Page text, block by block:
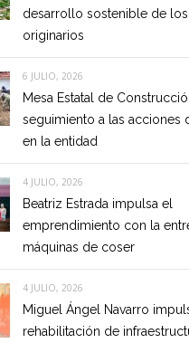
desarrollo sostenible de
originarios
6 JULIO, 2026
Mesa Estatal de
seguimiento a las acciones
en la entidad
4 JULIO, 2026
Beatriz Estrada impulsa el
emprendimiento con la
máquinas de coser
4 JULIO, 2026
Miguel Ángel Navarro
rehabilitación de